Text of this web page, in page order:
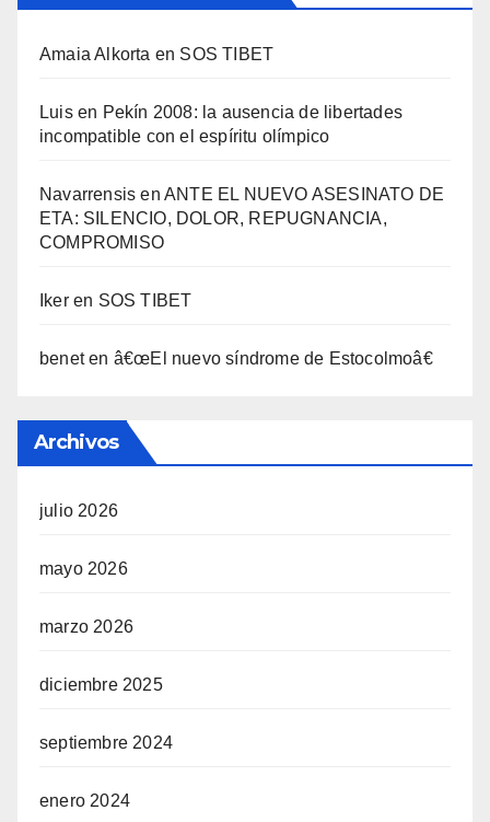
Amaia Alkorta en SOS TIBET
Luisen Pekí­n 2008: la ausencia de libertades
incompatible con el espí­ritu olí­mpico
Navarrensis enANTE EL NUEVO ASESINATO DE
ETA: SILENCIO, DOLOR, REPUGNANCIA,
COMPROMISO
Ikeren SOS TIBET
beneten â€œEl nuevo sí­ndrome de Estocolmoâ€
Archivos
julio 2026
mayo 2026
marzo 2026
diciembre 2025
septiembre 2024
enero 2024